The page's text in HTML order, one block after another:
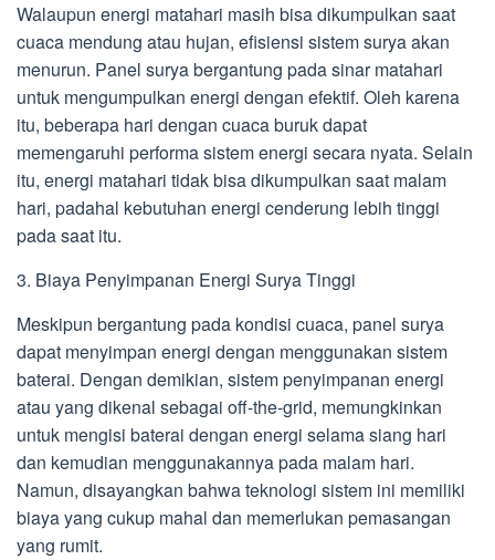
Walaupun energi matahari masih bisa dikumpulkan saat
cuaca mendung atau hujan, efisiensi sistem surya akan
menurun. Panel surya bergantung pada sinar matahari
untuk mengumpulkan energi dengan efektif. Oleh karena
itu, beberapa hari dengan cuaca buruk dapat
memengaruhi performa sistem energi secara nyata. Selain
itu, energi matahari tidak bisa dikumpulkan saat malam
hari, padahal kebutuhan energi cenderung lebih tinggi
pada saat itu.
3. Biaya Penyimpanan Energi Surya Tinggi
Meskipun bergantung pada kondisi cuaca, panel surya
dapat menyimpan energi dengan menggunakan sistem
baterai. Dengan demikian, sistem penyimpanan energi
atau yang dikenal sebagai off-the-grid, memungkinkan
untuk mengisi baterai dengan energi selama siang hari
dan kemudian menggunakannya pada malam hari.
Namun, disayangkan bahwa teknologi sistem ini memiliki
biaya yang cukup mahal dan memerlukan pemasangan
yang rumit.